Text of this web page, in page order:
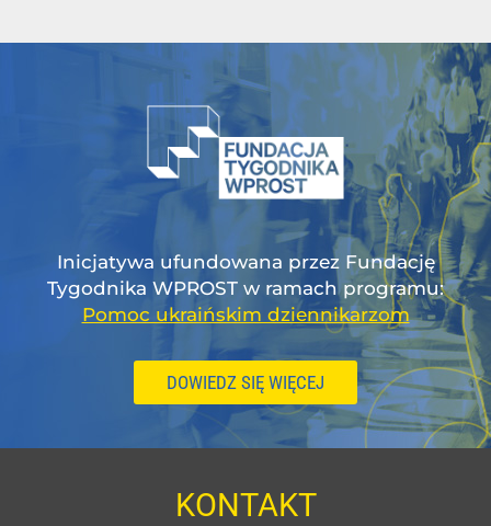
Inicjatywa ufundowana przez Fundację
Tygodnika WPROST w ramach programu:
Pomoc ukraińskim dziennikarzom
DOWIEDZ SIĘ WIĘCEJ
KONTAKT